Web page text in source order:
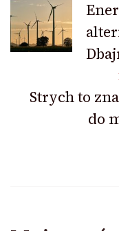
wpisu
Strych to
do